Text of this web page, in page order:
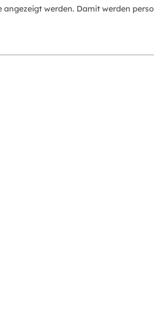
werden. Damit werden